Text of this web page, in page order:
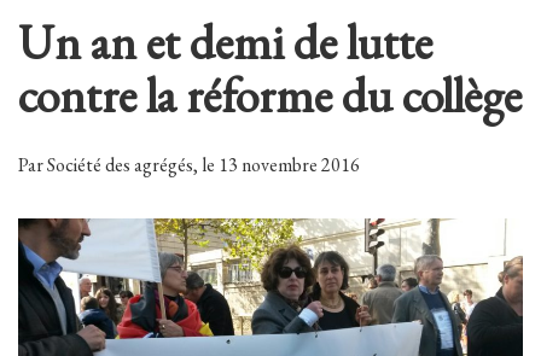
Un an et demi de lutte
contre la réforme du collège
Par Société des agrégés, le 13 novembre 2016